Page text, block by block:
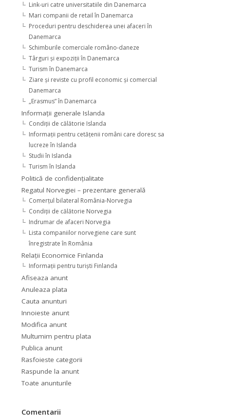
Link-uri catre universitatiile din Danemarca
Mari companii de retail în Danemarca
Proceduri pentru deschiderea unei afaceri în
Danemarca
Schimburile comerciale româno-daneze
Târguri şi expoziţii în Danemarca
Turism în Danemarca
Ziare şi reviste cu profil economic şi comercial
Danemarca
„Erasmus” în Danemarca
Informaţii generale Islanda
Condiţii de călătorie Islanda
Informaţii pentru cetăţenii români care doresc sa
lucreze în Islanda
Studii în Islanda
Turism în Islanda
Politică de confidențialitate
Regatul Norvegiei – prezentare generală
Comerţul bilateral România-Norvegia
Condiții de călătorie Norvegia
Indrumar de afaceri Norvegia
Lista companiilor norvegiene care sunt
înregistrate în România
Relaţii Economice Finlanda
Informaţii pentru turişti Finlanda
Afiseaza anunt
Anuleaza plata
Cauta anunturi
Innoieste anunt
Modifica anunt
Multumim pentru plata
Publica anunt
Rasfoieste categorii
Raspunde la anunt
Toate anunturile
Comentarii